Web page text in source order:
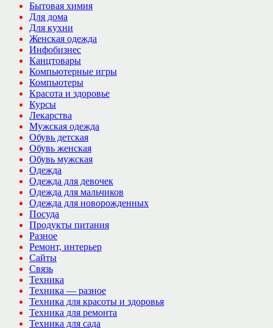
Бытовая химия
Для дома
Для кухни
Женская одежда
Инфобизнес
Канцтовары
Компьютерные игры
Компьютеры
Красота и здоровье
Курсы
Лекарства
Мужская одежда
Обувь детская
Обувь женская
Обувь мужская
Одежда
Одежда для девочек
Одежда для мальчиков
Одежда для новорожденных
Посуда
Продукты питания
Разное
Ремонт, интерьер
Сайты
Связь
Техника
Техника — разное
Техника для красоты и здоровья
Техника для ремонта
Техника для сада